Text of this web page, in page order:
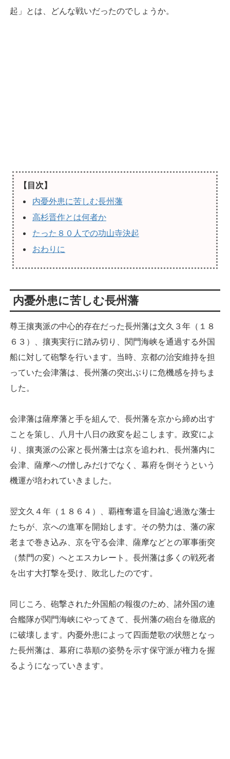
起」とは、どんな戦いだったのでしょうか。
【目次】
内憂外患に苦しむ長州藩
高杉晋作とは何者か
たった８０人での功山寺決起
おわりに
内憂外患に苦しむ長州藩
尊王攘夷派の中心的存在だった長州藩は文久３年（１８
６３）、攘夷実行に踏み切り、関門海峡を通過する外国
船に対して砲撃を行います。当時、京都の治安維持を担
っていた会津藩は、長州藩の突出ぶりに危機感を持ちま
した。
会津藩は薩摩藩と手を組んで、長州藩を京から締め出す
ことを策し、八月十八日の政変を起こします。政変によ
り、攘夷派の公家と長州藩士は京を追われ、長州藩内に
会津、薩摩への憎しみだけでなく、幕府を倒そうという
機運が培われていきました。
翌文久４年（１８６４）、覇権奪還を目論む過激な藩士
たちが、京への進軍を開始します。その勢力は、藩の家
老まで巻き込み、京を守る会津、薩摩などとの軍事衝突
（禁門の変）へとエスカレート。長州藩は多くの戦死者
を出す大打撃を受け、敗北したのです。
同じころ、砲撃された外国船の報復のため、諸外国の連
合艦隊が関門海峡にやってきて、長州藩の砲台を徹底的
に破壊します。内憂外患によって四面楚歌の状態となっ
た長州藩は、幕府に恭順の姿勢を示す保守派が権力を握
るようになっていきます。